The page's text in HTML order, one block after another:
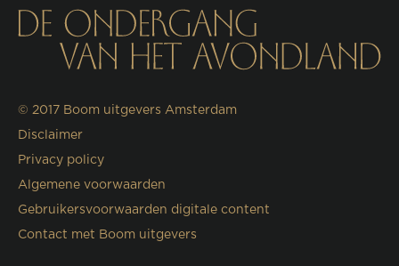
© 2017 Boom uitgevers Amsterdam
Disclaimer
Privacy policy
Algemene voorwaarden
Gebruikersvoorwaarden digitale content
Contact met Boom uitgevers